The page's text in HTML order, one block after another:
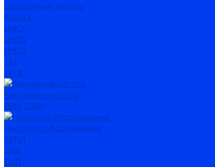
Секционные насосы
Boosta
ЦНСг
ЦНСв
ЦНСп
1Кс
1КсВ
Вакуумные насосы
ВВН, 2ВВН
Насосное оборудование
АУПД
ДНА
СНП